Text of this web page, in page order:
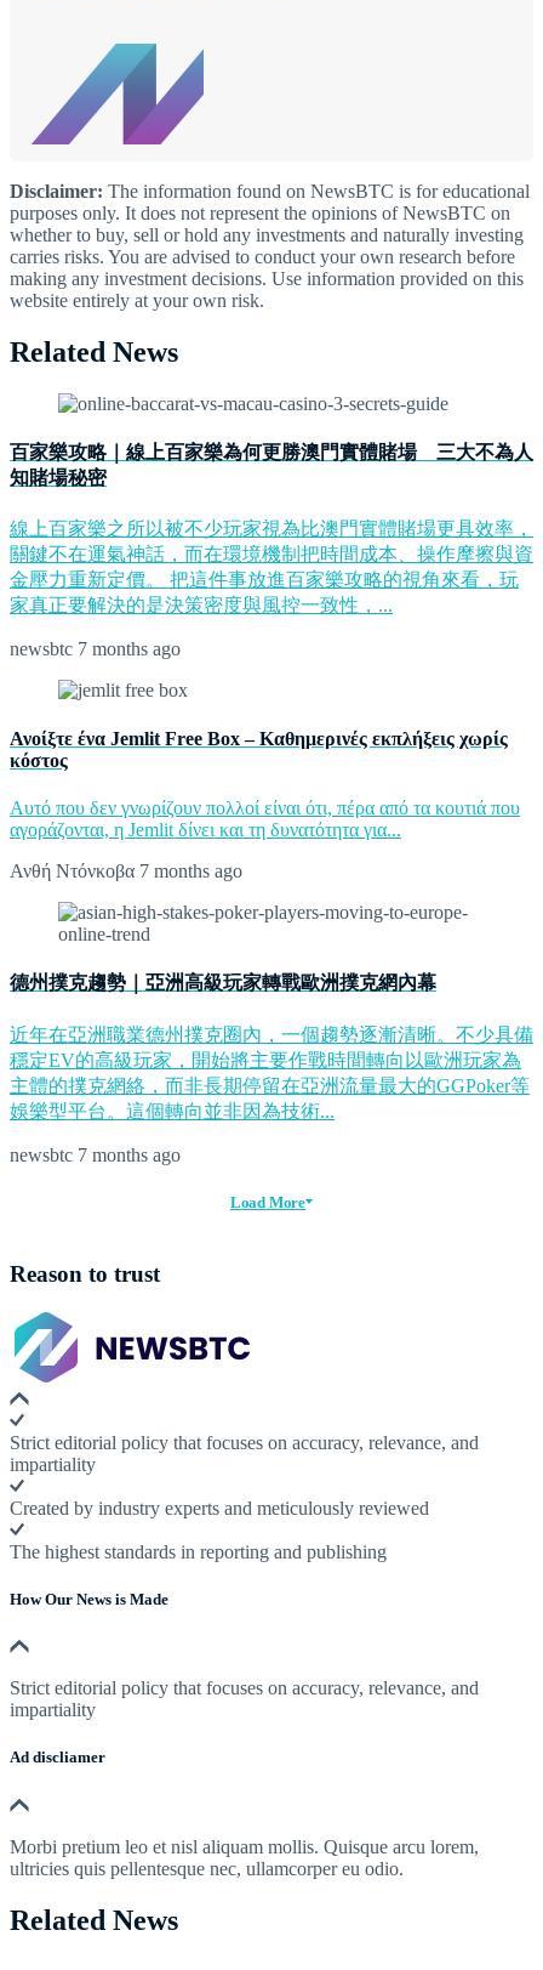
Disclaimer: The information found on NewsBTC is for educational
purposes only. It does not represent the opinions of NewsBTC on
whether to buy, sell or hold any investments and naturally investing
carries risks. You are advised to conduct your own research before
making any investment decisions. Use information provided on this
website entirely at your own risk.
Related News
百家樂攻略｜線上百家樂為何更勝澳門實體賭場 三大不為人
知賭場秘密
線上百家樂之所以被不少玩家視為比澳門實體賭場更具效率，
關鍵不在運氣神話，而在環境機制把時間成本、操作摩擦與資
金壓力重新定價。 把這件事放進百家樂攻略的視角來看，玩
家真正要解決的是決策密度與風控一致性，...
newsbtc 7 months ago
Ανοίξτε ένα Jemlit Free Box – Καθημερινές εκπλήξεις χωρίς
κόστος
Αυτό που δεν γνωρίζουν πολλοί είναι ότι, πέρα από τα κουτιά που
αγοράζονται, η Jemlit δίνει και τη δυνατότητα για...
Ανθή Ντόνκοβα 7 months ago
德州撲克趨勢｜亞洲高級玩家轉戰歐洲撲克網內幕
近年在亞洲職業德州撲克圈內，一個趨勢逐漸清晰。不少具備
穩定EV的高級玩家，開始將主要作戰時間轉向以歐洲玩家為
主體的撲克網絡，而非長期停留在亞洲流量最大的GGPoker等
娛樂型平台。這個轉向並非因為技術...
newsbtc 7 months ago
Load More
Reason to trust
Strict editorial policy that focuses on accuracy, relevance, and
impartiality
Created by industry experts and meticulously reviewed
The highest standards in reporting and publishing
How Our News is Made
Strict editorial policy that focuses on accuracy, relevance, and
impartiality
Ad discliamer
Morbi pretium leo et nisl aliquam mollis. Quisque arcu lorem,
ultricies quis pellentesque nec, ullamcorper eu odio.
Related News